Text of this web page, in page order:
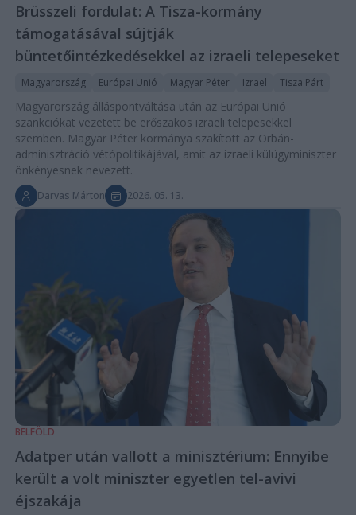
Brüsszeli fordulat: A Tisza-kormány
támogatásával sújtják
büntetőintézkedésekkel az izraeli telepeseket
Magyarország Európai Unió Magyar Péter Izrael Tisza Párt
Magyarország álláspontváltása után az Európai Unió
szankciókat vezetett be erőszakos izraeli telepesekkel
szemben. Magyar Péter kormánya szakított az Orbán-
adminisztráció vétópolitikájával, amit az izraeli külügyminiszter
önkényesnek nevezett.
Darvas Márton 2026. 05. 13.
BELFÖLD
Adatper után vallott a minisztérium: Ennyibe
került a volt miniszter egyetlen tel-avivi
éjszakája